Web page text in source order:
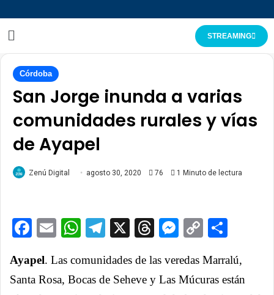
STREAMING
Córdoba
San Jorge inunda a varias
comunidades rurales y vías
de Ayapel
Zenú Digital agosto 30, 2020 76 1 Minuto de lectura
Facebook
EmailWhatsApp
Telegram
X ThreadsCopy
Ayapel. Las comunidades de las veredas Marralú,
Santa Rosa, Bocas de Seheve y Las Múcuras están